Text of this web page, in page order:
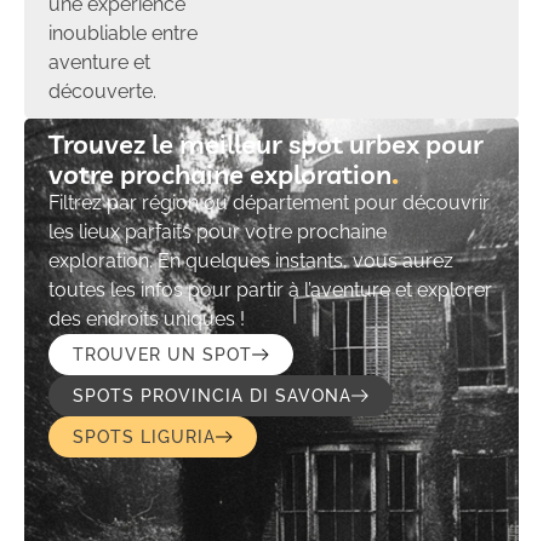
inoubliable entre
aventure et
découverte.
Trouvez le meilleur spot urbex pour
votre prochaine exploration​
Filtrez par région ou département pour découvrir
les lieux parfaits pour votre prochaine
exploration. En quelques instants, vous aurez
toutes les infos pour partir à l’aventure et explorer
des endroits uniques !
TROUVER UN SPOT
SPOTS PROVINCIA DI SAVONA
SPOTS LIGURIA